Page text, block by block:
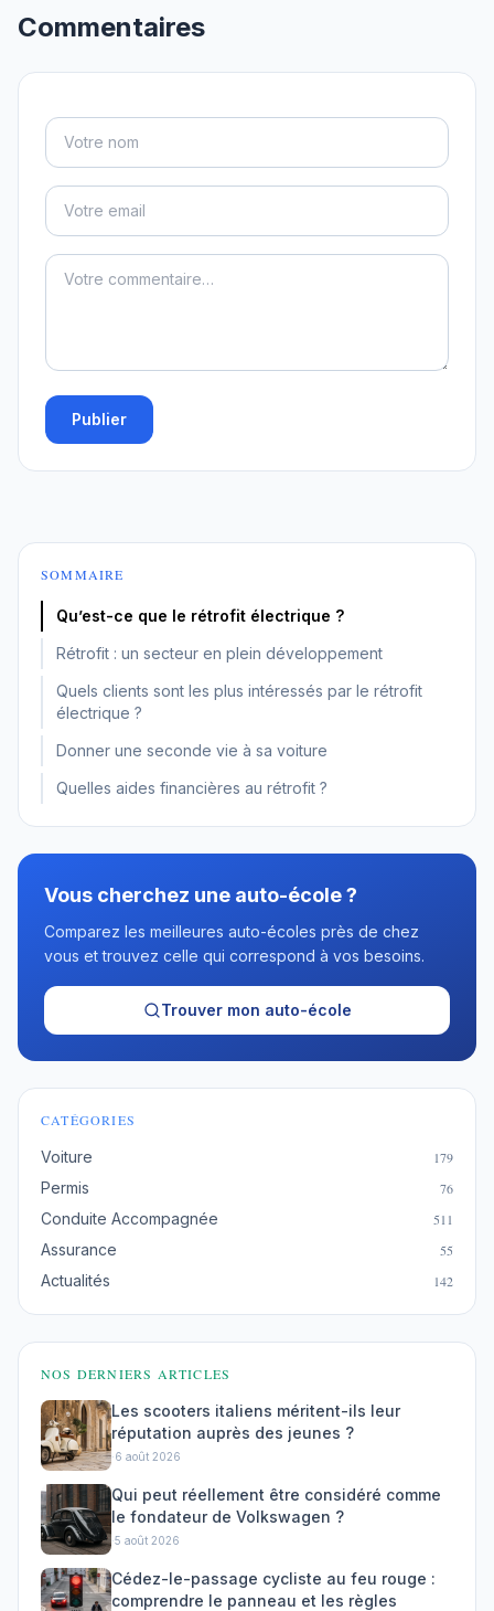
Commentaires
Publier
SOMMAIRE
Qu’est-ce que le rétrofit électrique ?
Rétrofit : un secteur en plein développement
Quels clients sont les plus intéressés par le rétrofit
électrique ?
Donner une seconde vie à sa voiture
Quelles aides financières au rétrofit ?
Vous cherchez une auto-école ?
Comparez les meilleures auto-écoles près de chez
vous et trouvez celle qui correspond à vos besoins.
Trouver mon auto-école
CATÉGORIES
Voiture 179
Permis 76
Conduite Accompagnée 511
Assurance 55
Actualités 142
NOS DERNIERS ARTICLES
Les scooters italiens méritent-ils leur
réputation auprès des jeunes ?
·6 août 2026
Qui peut réellement être considéré comme
le fondateur de Volkswagen ?
·5 août 2026
Cédez-le-passage cycliste au feu rouge :
comprendre le panneau et les règles